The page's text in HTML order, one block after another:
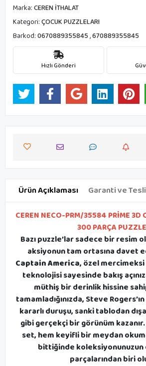
Marka:CEREN İTHALAT
Kategori:ÇOCUK PUZZLELARI
Barkod:0670889355845,670889355845
Hızlı Gönderi
Ürün Açıklaması Garanti ve
CEREN NECO-PRM/35584 PRİME 3D
300 PARÇA PUZZLE
Bazı puzzle’lar sadece bir resim
aksiyonun tam ortasına davet
Captain America, özel
teknolojisi sayesinde bakış
müthiş bir derinlik hissine
tamamladığınızda, Steve
kararlı duruşu, sanki tablodan
gibi gerçekçi bir görünüm
set, hem keyifli bir meydan
bittiğinde koleksiyonunuzun
parçalarından biri